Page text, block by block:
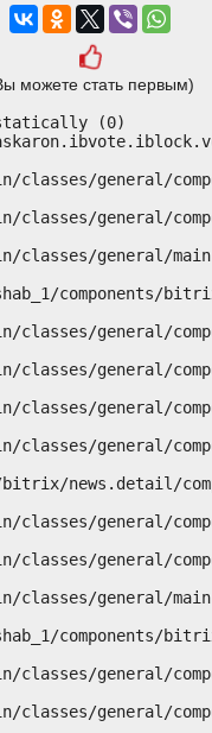
можете стать первым)
statically (0)